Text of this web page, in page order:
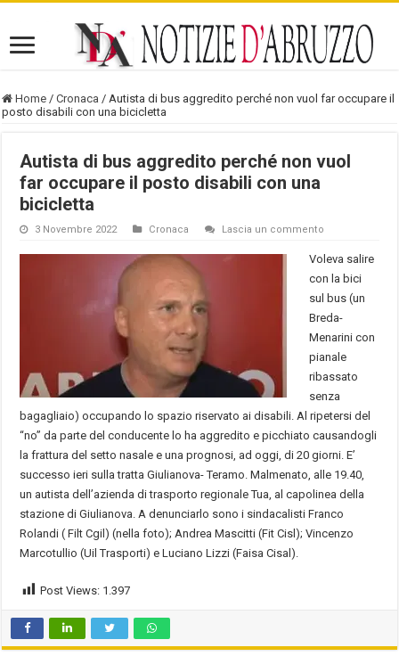
Home / Cronaca / Autista di bus aggredito perché non vuol far occupare il
posto disabili con una bicicletta
Autista di bus aggredito perché non vuol
far occupare il posto disabili con una
bicicletta
3 Novembre 2022 Cronaca Lascia un commento
Voleva salire
con la bici
sul bus (un
Breda-
Menarini con
pianale
ribassato
senza
bagagliaio) occupando lo spazio riservato ai disabili. Al ripetersi del
“no” da parte del conducente lo ha aggredito e picchiato causandogli
la frattura del setto nasale e una prognosi, ad oggi, di 20 giorni. E’
successo ieri sulla tratta Giulianova- Teramo. Malmenato, alle 19.40,
un autista dell’azienda di trasporto regionale Tua, al capolinea della
stazione di Giulianova. A denunciarlo sono i sindacalisti Franco
Rolandi ( Filt Cgil) (nella foto); Andrea Mascitti (Fit Cisl); Vincenzo
Marcotullio (Uil Trasporti) e Luciano Lizzi (Faisa Cisal).
Post Views: 1.397